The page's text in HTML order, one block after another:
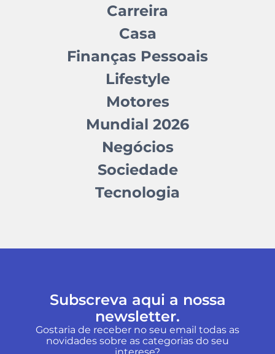
Carreira
Casa
Finanças Pessoais
Lifestyle
Motores
Mundial 2026
Negócios
Sociedade
Tecnologia
Subscreva aqui a nossa
newsletter.
Gostaria de receber no seu email todas as
novidades sobre as categorias do seu